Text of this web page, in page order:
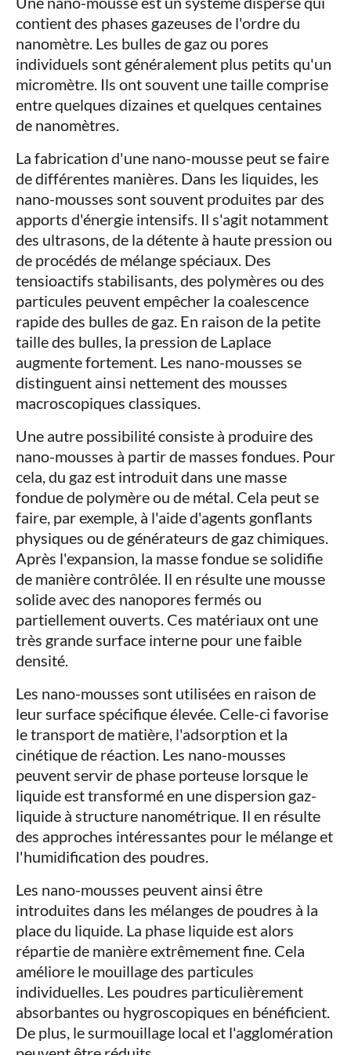
contient des phases gazeuses de l'ordre du
nanomètre. Les bulles de gaz ou pores
individuels sont généralement plus petits qu'un
micromètre. Ils ont souvent une taille comprise
entre quelques dizaines et quelques centaines
de nanomètres.
La fabrication d'une nano-mousse peut se faire
de différentes manières. Dans les liquides, les
nano-mousses sont souvent produites par des
apports d'énergie intensifs. Il s'agit notamment
des ultrasons, de la détente à haute pression ou
de procédés de mélange spéciaux. Des
tensioactifs stabilisants, des polymères ou des
particules peuvent empêcher la coalescence
rapide des bulles de gaz. En raison de la petite
taille des bulles, la pression de Laplace
augmente fortement. Les nano-mousses se
distinguent ainsi nettement des mousses
macroscopiques classiques.
Une autre possibilité consiste à produire des
nano-mousses à partir de masses fondues. Pour
cela, du gaz est introduit dans une masse
fondue de polymère ou de métal. Cela peut se
faire, par exemple, à l'aide d'agents gonflants
physiques ou de générateurs de gaz chimiques.
Après l'expansion, la masse fondue se solidifie
de manière contrôlée. Il en résulte une mousse
solide avec des nanopores fermés ou
partiellement ouverts. Ces matériaux ont une
très grande surface interne pour une faible
densité.
Les nano-mousses sont utilisées en raison de
leur surface spécifique élevée. Celle-ci favorise
le transport de matière, l'adsorption et la
cinétique de réaction. Les nano-mousses
peuvent servir de phase porteuse lorsque le
liquide est transformé en une dispersion gaz-
liquide à structure nanométrique. Il en résulte
des approches intéressantes pour le mélange et
l'humidification des poudres.
Les nano-mousses peuvent ainsi être
introduites dans les mélanges de poudres à la
place du liquide. La phase liquide est alors
répartie de manière extrêmement fine. Cela
améliore le mouillage des particules
individuelles. Les poudres particulièrement
absorbantes ou hygroscopiques en bénéficient.
De plus, le surmouillage local et l'agglomération